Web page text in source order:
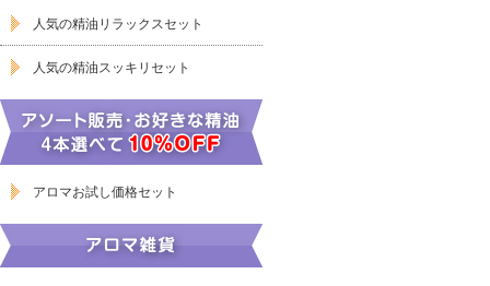
人気の精油リラックスセット
人気の精油スッキリセット
アロマお試し価格セット